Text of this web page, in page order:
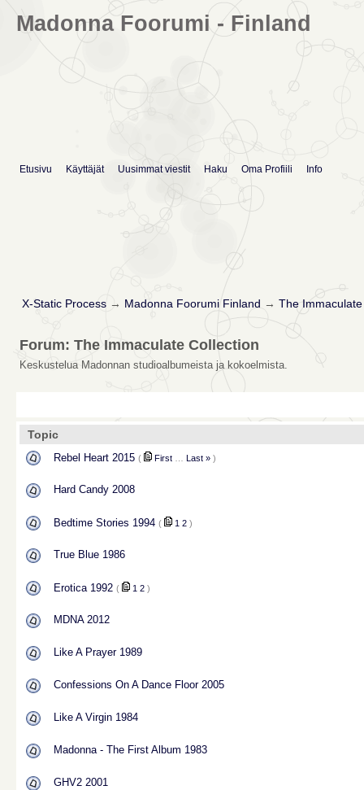
Madonna Foorumi - Finland
Etusivu Käyttäjät Uusimmat viestit Haku Oma Profiili Info
X-Static Process→ Madonna Foorumi Finland → The
Forum: The Immaculate Collection
Keskustelua Madonnan studioalbumeista ja kokoelmista.
Topic
Rebel Heart 2015 ( First Last » )
Hard Candy 2008
Bedtime Stories 1994 ( 1 2 )
True Blue 1986
Erotica 1992 ( 1 2 )
MDNA 2012
Like A Prayer 1989
Confessions On A Dance Floor 2005
Like A Virgin 1984
Madonna - The First Album 1983
GHV2 2001